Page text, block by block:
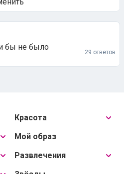
бы не было
29 ответов
Красота
Мой образ
Развлечения